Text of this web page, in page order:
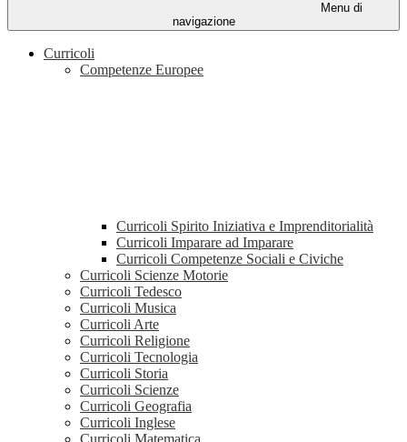
Menu di
navigazione
Curricoli
Competenze Europee
Curricoli Spirito Iniziativa e Imprenditorialità
Curricoli Imparare ad Imparare
Curricoli Competenze Sociali e Civiche
Curricoli Scienze Motorie
Curricoli Tedesco
Curricoli Musica
Curricoli Arte
Curricoli Religione
Curricoli Tecnologia
Curricoli Storia
Curricoli Scienze
Curricoli Geografia
Curricoli Inglese